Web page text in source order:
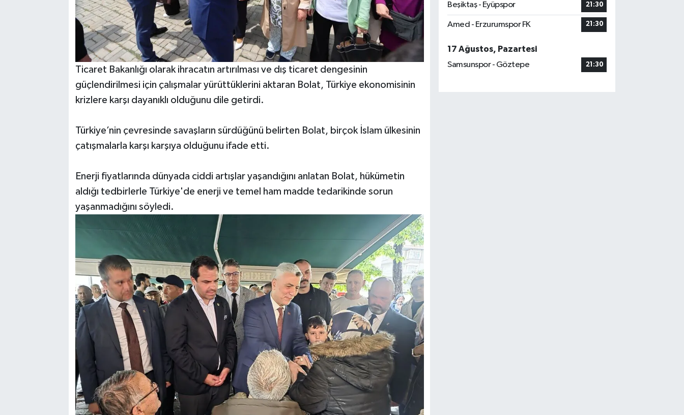
Ticaret Bakanlığı olarak ihracatın artırılması ve dış ticaret dengesinin
güçlendirilmesi için çalışmalar yürüttüklerini aktaran Bolat, Türkiye ekonomisinin
krizlere karşı dayanıklı olduğunu dile getirdi.
Türkiye’nin çevresinde savaşların sürdüğünü belirten Bolat, birçok İslam ülkesinin
çatışmalarla karşı karşıya olduğunu ifade etti.
Enerji fiyatlarında dünyada ciddi artışlar yaşandığını anlatan Bolat, hükümetin
aldığı tedbirlerle Türkiye'de enerji ve temel ham madde tedarikinde sorun
yaşanmadığını söyledi.
Beşiktaş - Eyüpspor 21:30
Amed - Erzurumspor FK 21:30
17 Ağustos, Pazartesi
Samsunspor - Göztepe
21:30